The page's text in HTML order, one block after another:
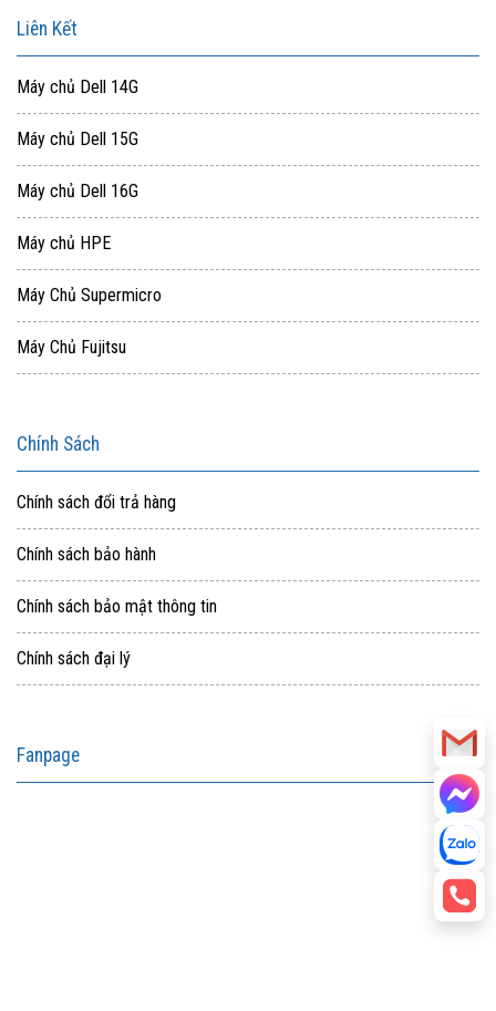
Liên Kết
Máy chủ Dell 14G
Máy chủ Dell 15G
Máy chủ Dell 16G
Máy chủ HPE
Máy Chủ Supermicro
Máy Chủ Fujitsu
Chính Sách
Chính sách đổi trả hàng
Chính sách bảo hành
Chính sách bảo mật thông tin
Chính sách đại lý
Fanpage